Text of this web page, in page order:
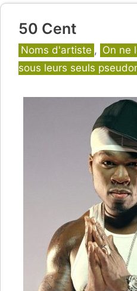
50 Cent
Catégories
Noms d'artiste , On ne
sous leurs seuls